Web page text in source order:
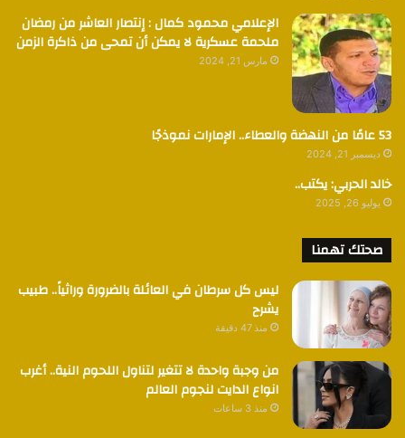
الإعلامي محمود كمال : إنتصار العاشر من رمضان
ملحمة عسكرية لا يمكن أن تمحى من ذاكرة الزمن
مارس 21, 2024
53 عامًا من النهضة والعطاء.. الإمارات نموذجًا
ديسمبر 21, 2024
خالد الحربي: يكتب..
يوليو 26, 2025
صحتك تهمنا
ليس كل سرطان في العائلة بالضرورة وراثياً.. طبيب
يشرح
منذ 47 دقيقة
من وجبة واحدة لا تتغير لتناول اللحوم النية.. أغرب
انواع الدايت لنجوم العالم
منذ 3 ساعات